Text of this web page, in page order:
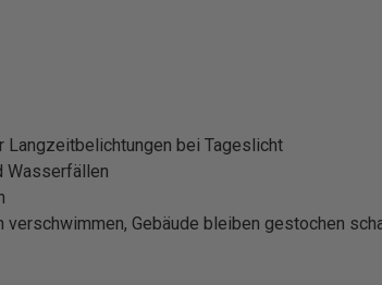
Langzeitbelichtungen bei Tageslicht
Wasserfällen
verschwimmen, Gebäude bleiben gestochen